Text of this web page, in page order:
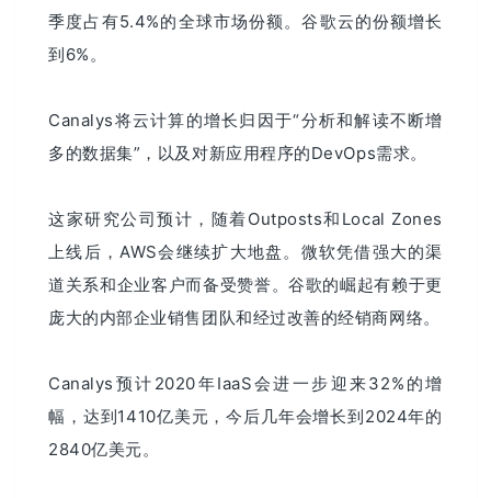
季度占有5.4%的全球市场份额。谷歌云的份额增长
到6%。
Canalys将云计算的增长归因于“分析和解读不断增
多的数据集”，以及对新应用程序的DevOps需求。
这家研究公司预计，随着Outposts和Local Zones
上线后，AWS会继续扩大地盘。微软凭借强大的渠
道关系和企业客户而备受赞誉。谷歌的崛起有赖于更
庞大的内部企业销售团队和经过改善的经销商网络。
Canalys预计2020年IaaS会进一步迎来32%的增
幅，达到1410亿美元，今后几年会增长到2024年的
2840亿美元。